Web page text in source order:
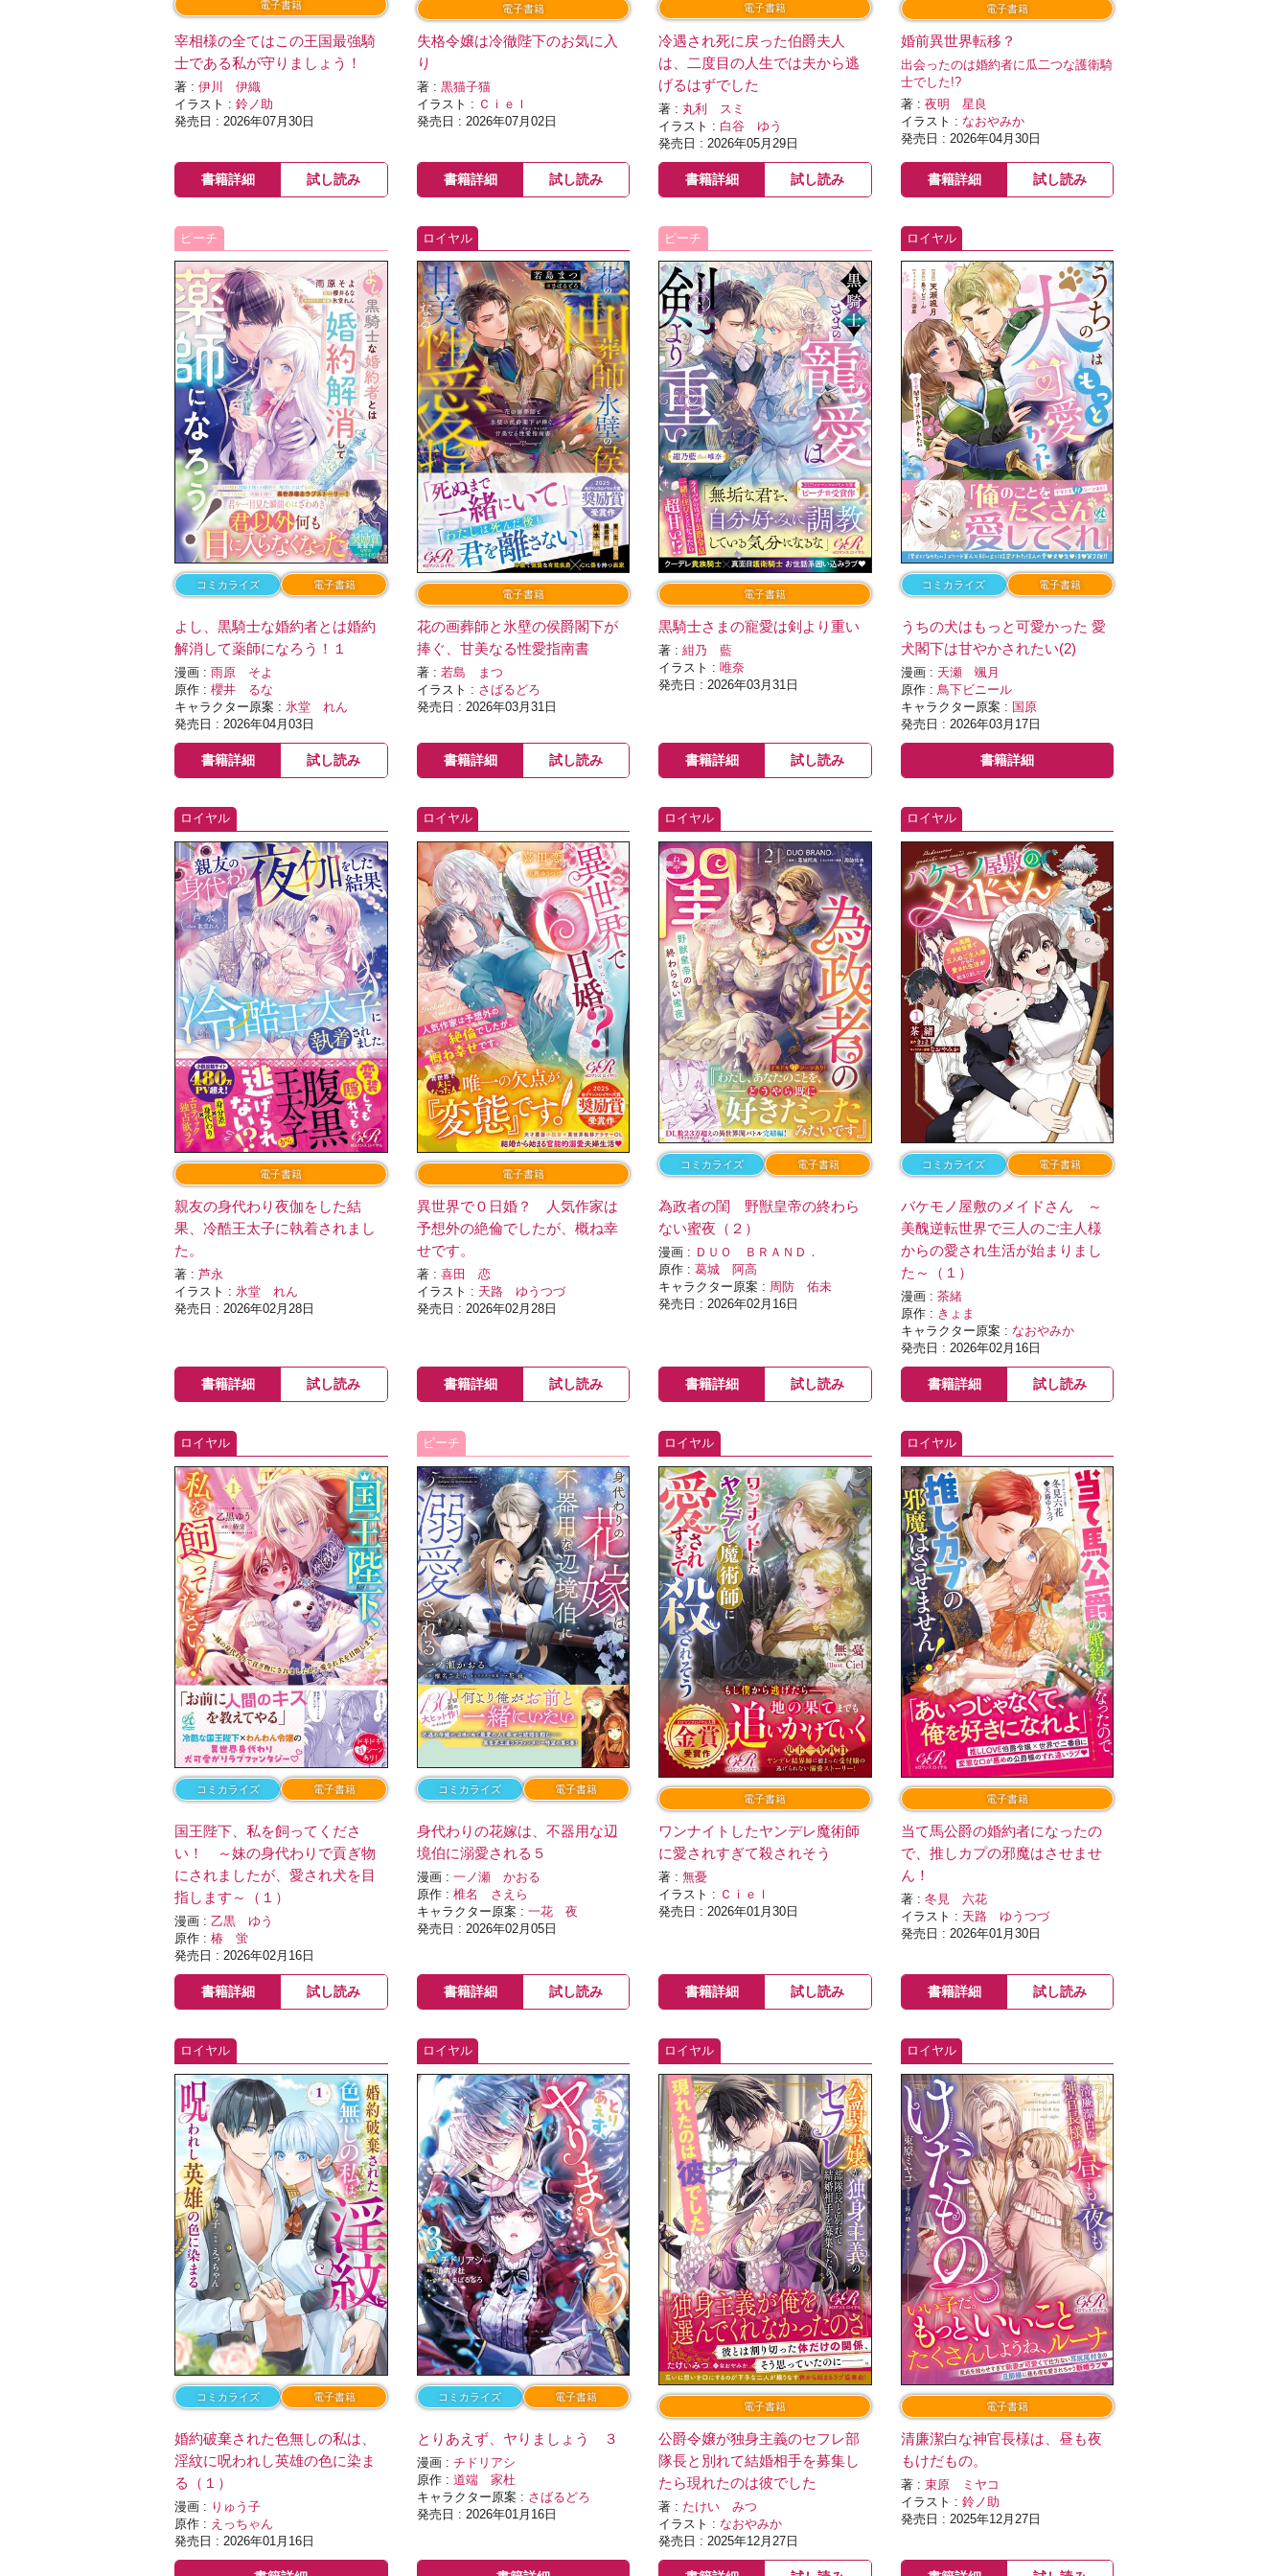
電子書籍
宰相様の全てはこの王国最強騎
士である私が守りましょう！
著 : 伊川 伊織
イラスト : 鈴ノ助
発売日 : 2026年07月30日
書籍詳細 試し読み
電子書籍
失格令嬢は冷徹陛下のお気に入
り
著 : 黒猫子猫
イラスト : Ｃｉｅｌ
発売日 : 2026年07月02日
書籍詳細 試し読み
電子書籍
冷遇され死に戻った伯爵夫人
は、二度目の人生では夫から逃
げるはずでした
著 : 丸利 スミ
イラスト : 白谷 ゆう
発売日 : 2026年05月29日
書籍詳細 試し読み
電子書籍
婚前異世界転移？
出会ったのは婚約者に瓜二つな護衛騎
士でした!?
著 : 夜明 星良
イラスト : なおやみか
発売日 : 2026年04月30日
書籍詳細 試し読み
ピーチ
コミカライズ 電子書籍
よし、黒騎士な婚約者とは婚約
解消して薬師になろう！１
漫画 : 雨原 そよ
原作 : 櫻井 るな
キャラクター原案 : 氷堂 れん
発売日 : 2026年04月03日
書籍詳細 試し読み
ロイヤル
電子書籍
花の画葬師と氷壁の侯爵閣下が
捧ぐ、甘美なる性愛指南書
著 : 若島 まつ
イラスト : さばるどろ
発売日 : 2026年03月31日
書籍詳細 試し読み
ピーチ
電子書籍
黒騎士さまの寵愛は剣より重い
著 : 紺乃 藍
イラスト : 唯奈
発売日 : 2026年03月31日
書籍詳細 試し読み
ロイヤル
コミカライズ 電子書籍
うちの犬はもっと可愛かった 愛
犬閣下は甘やかされたい(2)
漫画 : 天瀬 颯月
原作 : 鳥下ビニール
キャラクター原案 : 国原
発売日 : 2026年03月17日
書籍詳細
ロイヤル
電子書籍
親友の身代わり夜伽をした結
果、冷酷王太子に執着されまし
た。
著 : 芦永
イラスト : 氷堂 れん
発売日 : 2026年02月28日
書籍詳細 試し読み
ロイヤル
電子書籍
異世界で０日婚？ 人気作家は
予想外の絶倫でしたが、概ね幸
せです。
著 : 喜田 恋
イラスト : 天路 ゆうつづ
発売日 : 2026年02月28日
書籍詳細 試し読み
ロイヤル
コミカライズ 電子書籍
為政者の閨 野獣皇帝の終わら
ない蜜夜（２）
漫画 :
ＤＵＯ ＢＲＡＮＤ．
原作 : 葛城 阿高
キャラクター原案 : 周防 佑未
発売日 : 2026年02月16日
書籍詳細 試し読み
ロイヤル
コミカライズ 電子書籍
バケモノ屋敷のメイドさん ～
美醜逆転世界で三人のご主人様
からの愛され生活が始まりまし
た～（１）
漫画 : 茶緒
原作 : きょま
キャラクター原案 : なおやみか
発売日 : 2026年02月16日
書籍詳細 試し読み
ロイヤル
コミカライズ 電子書籍
国王陛下、私を飼ってくださ
い！ ～妹の身代わりで貢ぎ物
にされましたが、愛され犬を目
指します～（１）
漫画 : 乙黒 ゆう
原作 : 椿 蛍
発売日 : 2026年02月16日
書籍詳細 試し読み
ピーチ
コミカライズ 電子書籍
身代わりの花嫁は、不器用な辺
境伯に溺愛される５
漫画 : 一ノ瀬 かおる
原作 : 椎名 さえら
キャラクター原案 : 一花 夜
発売日 : 2026年02月05日
書籍詳細 試し読み
ロイヤル
電子書籍
ワンナイトしたヤンデレ魔術師
に愛されすぎて殺されそう
著 : 無憂
イラスト : Ｃｉｅｌ
発売日 : 2026年01月30日
書籍詳細 試し読み
ロイヤル
電子書籍
当て馬公爵の婚約者になったの
で、推しカプの邪魔はさせませ
ん！
著 : 冬見 六花
イラスト : 天路 ゆうつづ
発売日 : 2026年01月30日
書籍詳細 試し読み
ロイヤル
コミカライズ 電子書籍
婚約破棄された色無しの私は、
淫紋に呪われし英雄の色に染ま
る（１）
漫画 : りゅう子
原作 : えっちゃん
発売日 : 2026年01月16日
ロイヤル
コミカライズ 電子書籍
とりあえず、ヤりましょう ３
漫画 : チドリアシ
原作 : 道端 家杜
キャラクター原案 : さばるどろ
発売日 : 2026年01月16日
ロイヤル
電子書籍
公爵令嬢が独身主義のセフレ部
隊長と別れて結婚相手を募集し
たら現れたのは彼でした
著 : たけい みつ
イラスト : なおやみか
発売日 : 2025年12月27日
ロイヤル
電子書籍
清廉潔白な神官長様は、昼も夜
もけだもの。
著 : 束原 ミヤコ
イラスト : 鈴ノ助
発売日 : 2025年12月27日